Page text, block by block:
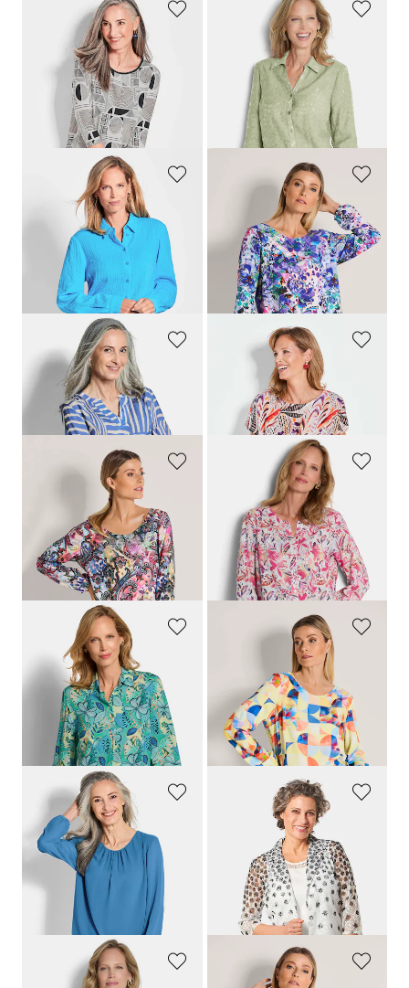
Shirt met print allover
49,95 €
Laagste prijs van de afgelopen 30
dagen**: 49,95 € (-20%)
Blouse van lichte etskant
109,95 €
Laagste prijs van de afgelopen 30
dagen**: 89,95 € (-22%)
89,95 €
Blouse met bloemenprint
19,95 €89,95 €
Laagste prijs van de afgelopen 30
dagen**: 24,95 € (-20%)
GOLDNER
Lichte blouse van pure viscose
59,95 €69,95 €
24,95 €69,95 €
Blouse met paisleymotief
89,95 €
Laagste prijs van de afgelopen 30
dagen**: 39,95 € (-25%)
Kanten blouse van puur katoen
89,95 €119,95 €
Laagste prijs van de afgelopen 30
dagen**: 109,95 € (-18%)
GOLDNER
99,95 €
Laagste prijs van de afgelopen 30
dagen**: 69,95 € (-14%)
Blouse van pure viscose
29,95 € 89,95 €
Laagste prijs van de afgelopen 30
dagen**: 39,95 € (-25%)
GOLDNER
Elegante blouse van chiffon
39,95 €69,95 €
Laagste prijs van de afgelopen 30
dagen**: 49,95 €
119,95 €
Laagste prijs van de afgelopen 30
dagen**: 119,95 €
(-16%)